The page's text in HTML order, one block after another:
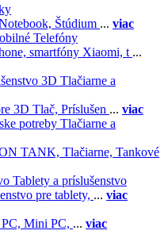
Štúdium ... viac
Telefóny
smartfóny Xiaomi, t ...
3D Tlačiarne a
3D Tlač, Príslušen ... viac
Tlačiarne a
TANK, Tlačiarne, Tankové
Tablety a príslušenstvo
pre tablety, ... viac
Mini PC, ... viac